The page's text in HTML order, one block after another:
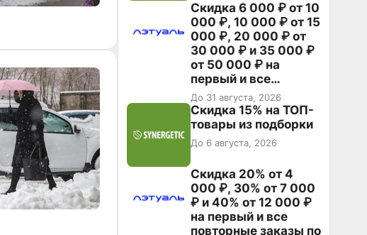
Скидка 6 000 ₽ от 10
000 ₽, 10 000 ₽ от 15
000 ₽, 20 000 ₽ от
30 000 ₽ и 35 000 ₽
от 50 000 ₽ на
первый и все
повторные заказы по
промокоду НАБЕРИ
До 31 августа, 2026
Скидка 15% на ТОП-
товары из подборки
До 6 августа, 2026
Скидка 20% от 4
000 ₽, 30% от 7 000
₽ и 40% от 12 000 ₽
на первый и все
повторные заказы по